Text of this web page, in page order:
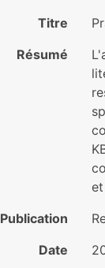
Titre
Résumé
Publication
Date